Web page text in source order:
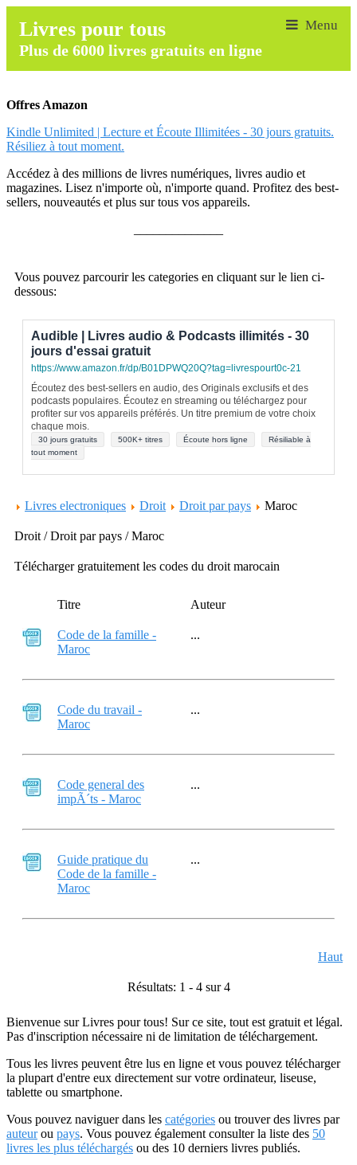
Livres pour tous
Plus de 6000 livres gratuits en ligne
Offres Amazon
Kindle Unlimited | Lecture et Écoute Illimitées - 30 jours gratuits.
Résiliez à tout moment.
Accédez à des millions de livres numériques, livres audio et
magazines. Lisez n'importe où, n'importe quand. Profitez des best-
sellers, nouveautés et plus sur tous vos appareils.
Vous pouvez parcourir les categories en cliquant sur le lien ci-
dessous:
Audible | Livres audio & Podcasts illimités - 30
jours d'essai gratuit
https://www.amazon.fr/dp/B01DPWQ20Q?tag=livrespourt0c-21
Écoutez des best-sellers en audio, des Originals exclusifs et des
podcasts populaires. Écoutez en streaming ou téléchargez pour
profiter sur vos appareils préférés. Un titre premium de votre choix
chaque mois.
30 jours gratuits 500K+ titres Écoute hors ligne
Résiliable à
tout moment
Livres electroniques Droit Droit par pays Maroc
Droit / Droit par pays / Maroc
Télécharger gratuitement les codes du droit marocain
Titre Auteur
Code de la famille -
Maroc
...
Code du travail -
Maroc
...
Code general des
impÃ´ts - Maroc
...
Guide pratique du
Code de la famille -
Maroc
...
Haut
Résultats: 1 - 4 sur 4
Bienvenue sur Livres pour tous! Sur ce site, tout est gratuit et légal.
Pas d'inscription nécessaire ni de limitation de téléchargement.
Tous les livres peuvent être lus en ligne et vous pouvez télécharger
la plupart d'entre eux directement sur votre ordinateur, liseuse,
tablette ou smartphone.
Vous pouvez naviguer dans les catégories ou trouver des livres par
auteurou pays. Vous pouvez également consulter la liste des 50
livres les plus téléchargés ou des 10 derniers livres publiés.